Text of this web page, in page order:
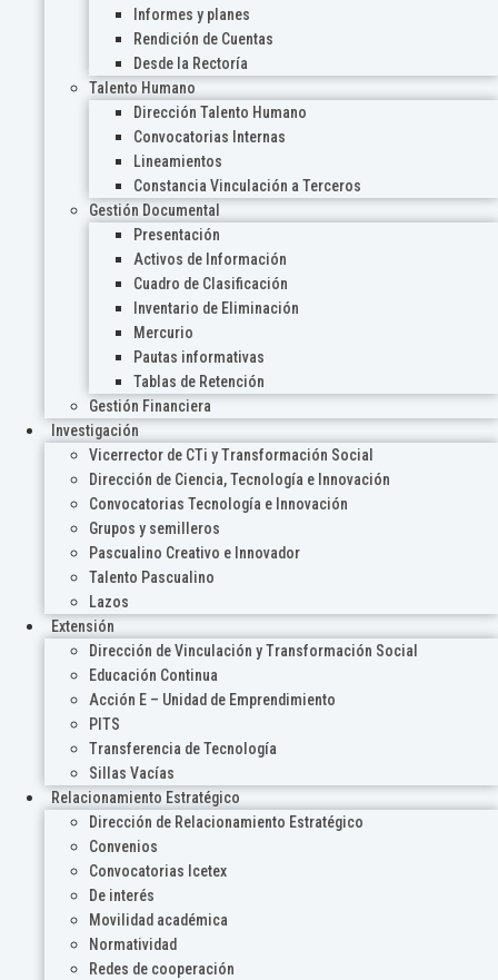
Informes y planes
Rendición de Cuentas
Desde la Rectoría
Talento Humano
Dirección Talento Humano
Convocatorias Internas
Lineamientos
Constancia Vinculación a Terceros
Gestión Documental
Presentación
Activos de Información
Cuadro de Clasificación
Inventario de Eliminación
Mercurio
Pautas informativas
Tablas de Retención
Gestión Financiera
Investigación
Vicerrector de CTi y Transformación Social
Dirección de Ciencia, Tecnología e Innovación
Convocatorias Tecnología e Innovación
Grupos y semilleros
Pascualino Creativo e Innovador
Talento Pascualino
Lazos
Extensión
Dirección de Vinculación y Transformación Social
Educación Continua
Acción E – Unidad de Emprendimiento
PITS
Transferencia de Tecnología
Sillas Vacías
Relacionamiento Estratégico
Dirección de Relacionamiento Estratégico
Convenios
Convocatorias Icetex
De interés
Movilidad académica
Normatividad
Redes de cooperación